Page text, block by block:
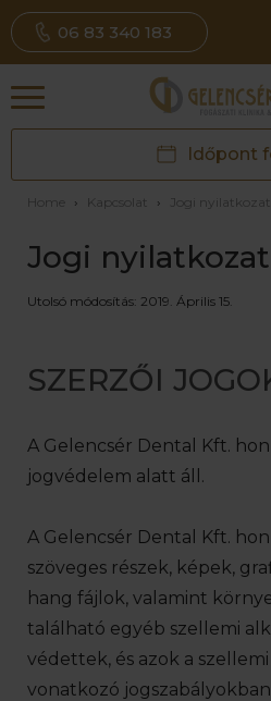
06 83 340 183
Időpont
Home › Kapcsolat › Jogi nyilatkozat
Jogi nyilatkozat
Utolsó módosítás: 2019. Április 15.
SZERZŐI
A Gelencsér Dental Kft.
jogvédelem alatt áll.
A Gelencsér Dental Kft.
szöveges részek, képek,
hang fájlok, valamint
található egyéb szellemi
védettek, és azok a
vonatkozó